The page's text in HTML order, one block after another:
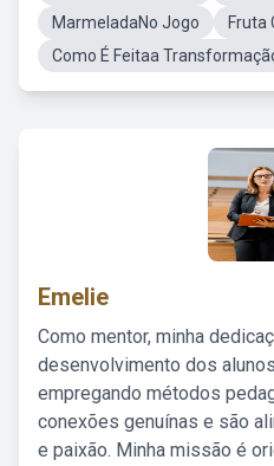
MarmeladaNo Jogo
Fruta
Como É Feitaa
Emelie
Como mentor, minha
desenvolvimento dos
empregando métodos
conexões genuínas e são
e paixão. Minha missão é